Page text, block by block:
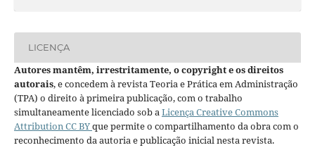
LICENÇA
Autores mantêm, irrestritamente, o copyright e os direitos
autorais, e concedem à revista Teoria e Prática em Administração
(TPA) o direito à primeira publicação, com o trabalho
simultaneamente licenciado sob aLicença Creative Commons
Attribution CC BYque permite o compartilhamento da obra com o
reconhecimento da autoria e publicação inicial nesta revista.